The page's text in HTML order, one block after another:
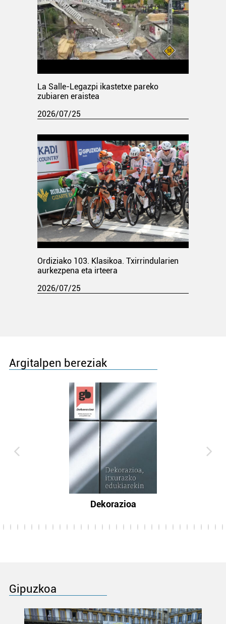
La Salle-Legazpi ikastetxe pareko
zubiaren eraistea
2026/07/25
Ordiziako 103. Klasikoa. Txirrindularien
aurkezpena eta irteera
2026/07/25
Argitalpen bereziak
Dekorazioa
Gipuzkoa